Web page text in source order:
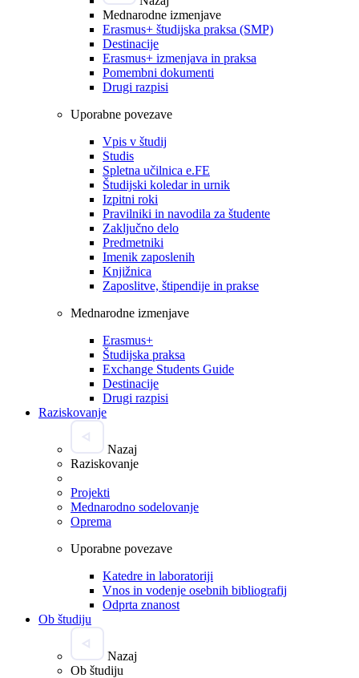
Mednarodne izmenjave
Erasmus+ študijska praksa (SMP)
Destinacije
Erasmus+ izmenjava in praksa
Pomembni dokumenti
Drugi razpisi
Uporabne povezave
Vpis v študij
Studis
Spletna učilnica e.FE
Študijski koledar in urnik
Izpitni roki
Pravilniki in navodila za študente
Zaključno delo
Predmetniki
Imenik zaposlenih
Knjižnica
Zaposlitve, štipendije in prakse
Mednarodne izmenjave
Erasmus+
Študijska praksa
Exchange Students Guide
Destinacije
Drugi razpisi
Raziskovanje
Nazaj
Raziskovanje
Projekti
Mednarodno sodelovanje
Oprema
Uporabne povezave
Katedre in laboratoriji
Vnos in vodenje osebnih bibliografij
Odprta znanost
Ob študiju
Nazaj
Ob študiju